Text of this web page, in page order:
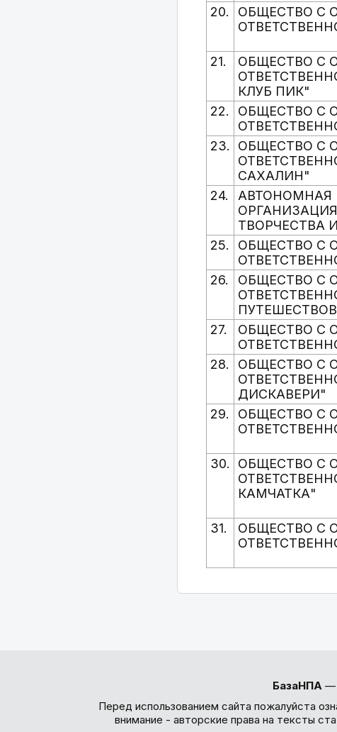
20.
ОБЩЕСТВО С
21.
ОБЩЕСТВО С
КЛУБ ПИК"
22.
ОБЩЕСТВО С
23.
ОБЩЕСТВО С
САХАЛИН"
24.
АВТОНОМНАЯ
ТВОРЧЕСТВА
25.
ОБЩЕСТВО С
26.
ОБЩЕСТВО С
27.
ОБЩЕСТВО С
28.
ОБЩЕСТВО С
ДИСКАВЕРИ"
29.
ОБЩЕСТВО С
30.
ОБЩЕСТВО С
КАМЧАТКА"
31.
ОБЩЕСТВО С
БазаНПА—
Перед использованием сайта пожалуйста
внимание - авторские права на тексты